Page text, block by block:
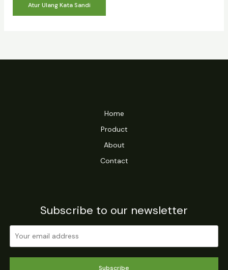
Atur Ulang Kata Sandi
Home
Product
About
Contact
Subscribe to our newsletter
Subscribe